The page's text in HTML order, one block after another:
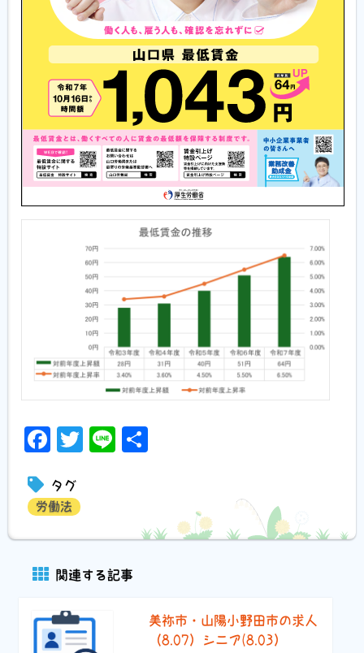
Facebook
Twitter
Line
タグ
労働法
関連する記事
美祢市・山陽小野田市の求人
（8.07）シニア(8.03）